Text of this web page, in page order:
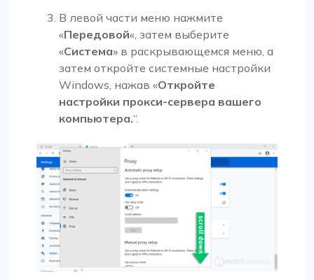
В левой части меню нажмите
«Передовой«, затем выберите
«Система» в раскрывающемся меню, а
затем откройте системные настройки
Windows, нажав «Откройте
настройки прокси-сервера вашего
компьютера.“.